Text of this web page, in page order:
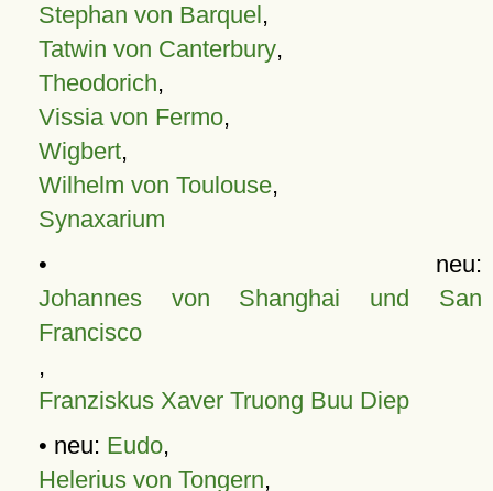
Stephan von Barquel,
Tatwin von Canterbury,
Theodorich,
Vissia von Fermo,
Wigbert,
Wilhelm von Toulouse,
Synaxarium
• neu:
Johannes von Shanghai und San
Francisco
,
Franziskus Xaver Truong Buu Diep
• neu: Eudo,
Helerius von Tongern,